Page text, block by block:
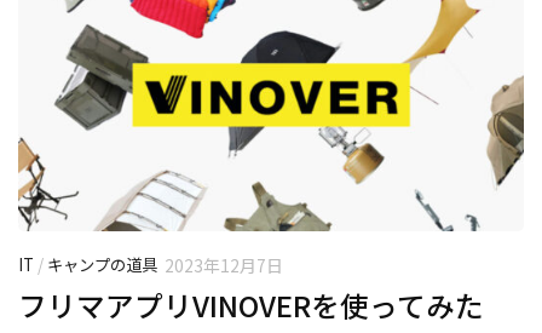
IT / キャンプの道具 2023年12月7日
フリマアプリVINOVERを使ってみた